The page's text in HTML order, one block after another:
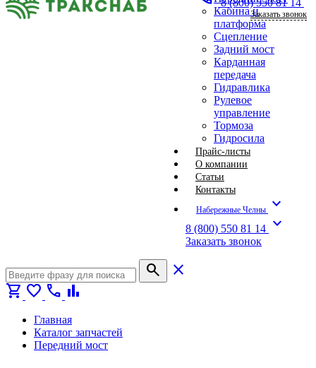
Кабина и
платформа
Сцепление
Задний мост
Карданная
передача
Гидравлика
Рулевое
управление
Тормоза
Гидросила
Прайс-листы
О компании
Статьи
Контакты
Набережные Челны expand_more
8 (800) 550 81 14 expand_more
Заказать звонок
Заказать звонок
search
close
shopping_cart favorite call bar_chart
Главная
Каталог запчастей
Передний мост